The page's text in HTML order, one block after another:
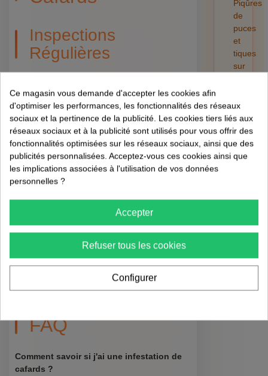
Inspections
Régulières
propriété pour détecter les signes
d'infestation. Cela peut inclure la vérification
des excréments de cafards, des œufs, ou des
peaux mues. 🧐
Éducation des
Invités
Informez vos invités des mesures qu'ils
peuvent prendre pour éviter d'attirer les
cafards, comme ne pas laisser de nourriture à
l'air libre et signaler immédiatement les
problèmes de plomberie. ✅
FAQ
Comment savoir si j'ai une infestation de
cafards ?
Piqûres
de
puces
et
tiques
sur
risques,
retrait
et
01/08/
Ce magasin vous demande d'accepter les cookies afin
d'optimiser les performances, les fonctionnalités des réseaux
sociaux et la pertinence de la publicité. Les cookies tiers liés aux
réseaux sociaux et à la publicité sont utilisés pour vous offrir des
fonctionnalités optimisées sur les réseaux sociaux, ainsi que des
publicités personnalisées. Acceptez-vous ces cookies ainsi que
les implications associées à l'utilisation de vos données
personnelles ?
Accepter
Refuser tous les cookies
Configurer